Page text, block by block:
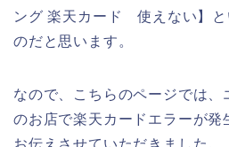
ング 楽天カード 使えない】と
のだと思います。
なので、こちらのページでは、
のお店で楽天カードエラーが発
お伝えさせていただきました。